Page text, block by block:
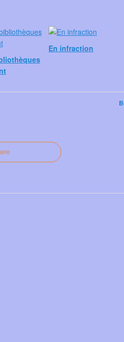
En infraction